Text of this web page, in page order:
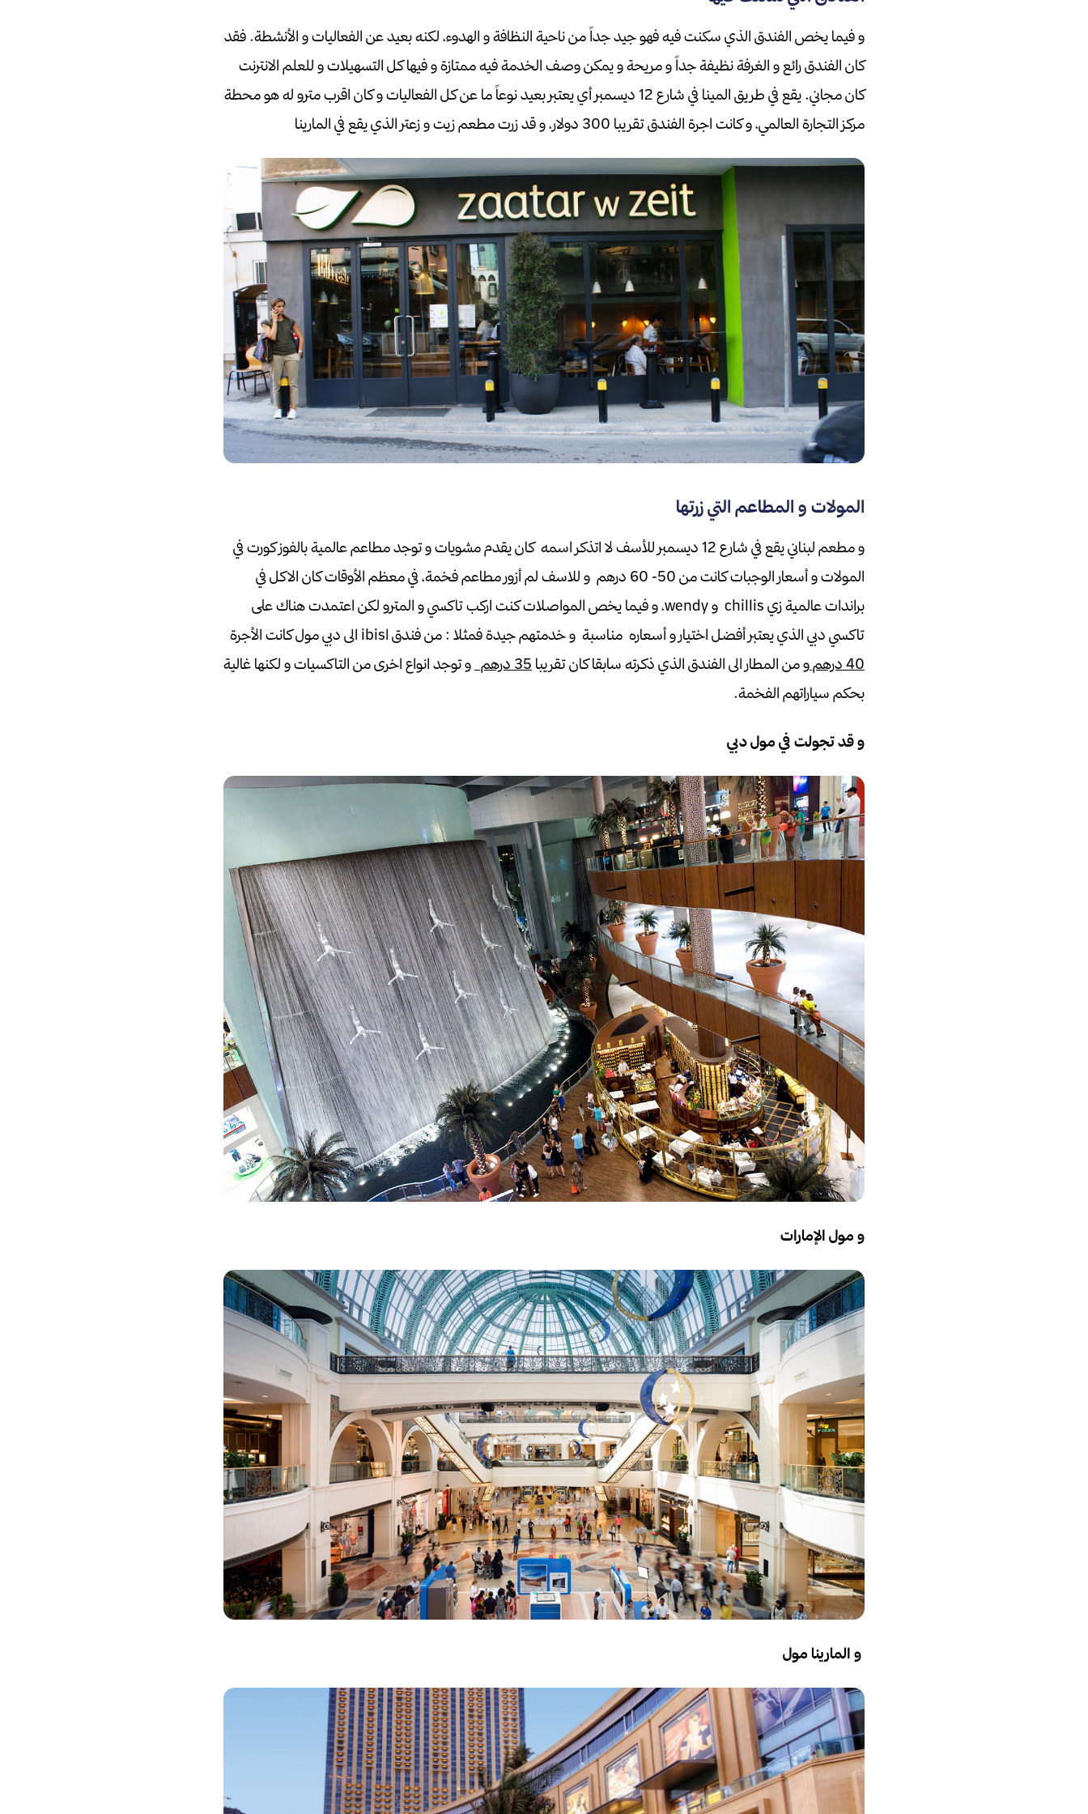
و فيما يخص الفندق الذي سكنت فيه فهو جيد جداً من ناحية النظافة و الهدوء، لكنه بعيد عن الفعاليات و الأنشطة. فقد
كان الفندق رائع و الغرفة نظيفة جداً و مريحة و يمكن وصف الخدمة فيه ممتازة و فيها كل التسهيلات و للعلم الانترنت
كان مجاني. يقع في طريق المينا في شارع 12 ديسمبر
أي يعتبر بعيد نوعاً ما عن كل الفعاليات و كان اقرب مترو له هو محطة
مركز التجارة العالمي، و كانت اجرة الفندق تقريبا 300 دولار،
و قد زرت مطعم زيت و زعتر الذي يقع في المارينا
المولات و المطاعم التي زرتها
و مطعم لبناني يقع في شارع 12 ديسمبر للأسف لا اتذكر اسمه كان يقدم مشويات و توجد مطاعم عالمية بالفوز كورت في
المولات و أسعار الوجبات كانت من 50- 60 درهم و للاسف لم أزور مطاعم فخمة،
في معظم الأوقات كان الاكل في
براندات عالمية زي chillis و wendy،
و فيما يخص المواصلات كنت اركب تاكسي و المترو لكن اعتمدت هناك على
تاكسي دبي الذي يعتبر أفضل اختيار و أسعاره مناسبة و خدمتهم جيدة فمثلا : من فندق اibis الى دبي مول كانت الأجرة
40 درهم
و من المطار الى الفندق الذي ذكرته سابقا كان تقريبا 35 درهم
و توجد انواع اخرى من التاكسيات و لكنها غالية
بحكم سياراتهم الفخمة.
و قد تجولت في مول دبي
و مول الإمارات
و المارينا مول